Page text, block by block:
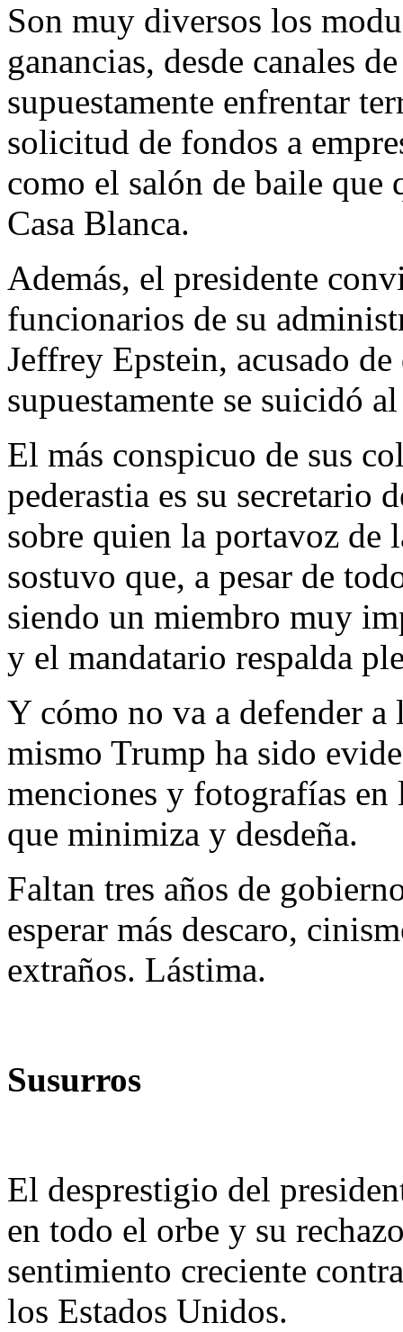
Son muy diversos los
ganancias, desde canales
supuestamente enfrentar
solicitud de fondos a
como el salón de baile que
Casa Blanca.
Además, el presidente
funcionarios de su
Jeffrey Epstein, acusado
supuestamente se suicidó
El más conspicuo de sus
pederastia es su
sobre quien la portavoz de
sostuvo que, a pesar de
siendo un miembro muy
y el mandatario respalda
Y cómo no va a defender a
mismo Trump ha sido
menciones y fotografías
que minimiza y desdeña.
Faltan tres años de
esperar más descaro,
extraños. Lástima.
Susurros
El desprestigio del
en todo el orbe y su
sentimiento creciente
los Estados Unidos.